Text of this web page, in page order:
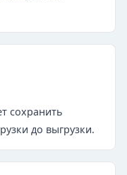
сохранить
до выгрузки.